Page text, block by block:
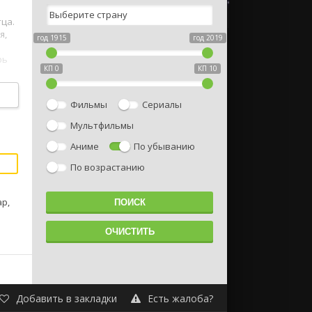
год 1915 год 2019
КП 0 КП 10
Фильмы
Сериалы
Мультфильмы
Аниме
По убыванию
По возрастанию
Добавить в закладки Есть жалоба?